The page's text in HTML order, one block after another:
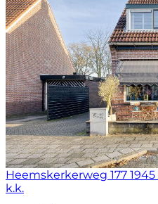
Heemskerkerweg 177
k.k.